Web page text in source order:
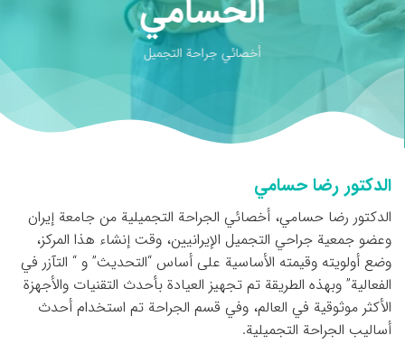
الحسامي
أخصائي جراحة التجميل
الدكتور رضا حسامي
الدكتور رضا حسامي، أخصائي الجراحة التجميلية من جامعة إيران
وعضو جمعية جراحي التجميل الإيرانيين، وقت إنشاء هذا المركز،
وضع أولويته وقيمته الأساسية على أساس “التحديث” و “ التآزر في
الفعالية” وبهذه الطريقة تم تجهيز العيادة بأحدث التقنيات والأجهزة
الأكثر موثوقية في العالم، وفي قسم الجراحة تم استخدام أحدث
أساليب الجراحة التجميلية.